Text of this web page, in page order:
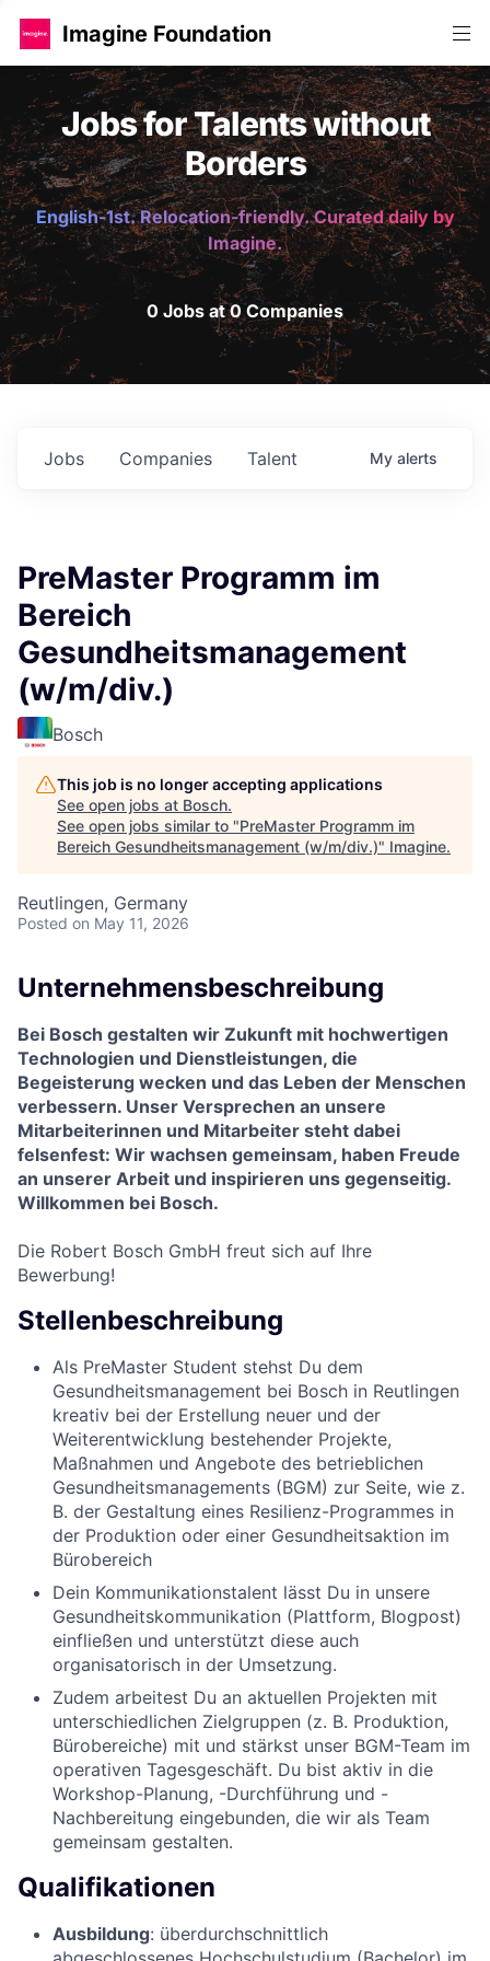
Imagine Foundation
Jobs for Talents without
Borders
English-1st. Relocation-friendly. Curated daily by
Imagine.
0 Jobs at 0 Companies
Jobs Companies Talent My alerts
PreMaster Programm im
Bereich
Gesundheitsmanagement
(w/m/div.)
Bosch
This job is no longer accepting applications
See open jobs at Bosch.
See open jobs similar to "PreMaster Programm im
Bereich Gesundheitsmanagement (w/m/div.)" Imagine.
Reutlingen, Germany
Posted on May 11, 2026
Unternehmensbeschreibung
Bei Bosch gestalten wir Zukunft mit hochwertigen
Technologien und Dienstleistungen, die
Begeisterung wecken und das Leben der Menschen
verbessern. Unser Versprechen an unsere
Mitarbeiterinnen und Mitarbeiter steht dabei
felsenfest: Wir wachsen gemeinsam, haben Freude
an unserer Arbeit und inspirieren uns gegenseitig.
Willkommen bei Bosch.
Die Robert Bosch GmbH freut sich auf Ihre
Bewerbung!
Stellenbeschreibung
Als PreMaster Student stehst Du dem
Gesundheitsmanagement bei Bosch in Reutlingen
kreativ bei der Erstellung neuer und der
Weiterentwicklung bestehender Projekte,
Maßnahmen und Angebote des betrieblichen
Gesundheitsmanagements (BGM) zur Seite, wie z.
B. der Gestaltung eines Resilienz-Programmes in
der Produktion oder einer Gesundheitsaktion im
Bürobereich
Dein Kommunikationstalent lässt Du in unsere
Gesundheitskommunikation (Plattform, Blogpost)
einfließen und unterstützt diese auch
organisatorisch in der Umsetzung.
Zudem arbeitest Du an aktuellen Projekten mit
unterschiedlichen Zielgruppen (z. B. Produktion,
Bürobereiche) mit und stärkst unser BGM-Team im
operativen Tagesgeschäft. Du bist aktiv in die
Workshop-Planung, -Durchführung und -
Nachbereitung eingebunden, die wir als Team
gemeinsam gestalten.
Qualifikationen
Ausbildung: überdurchschnittlich